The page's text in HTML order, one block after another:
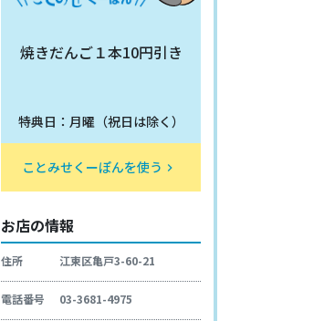
焼きだんご１本10円引き
特典日：月曜（祝日は除く）
ことみせくーぽんを使う keyboard_arrow_right
お店の情報
住所 江東区亀戸3-60-21
電話番号 03-3681-4975